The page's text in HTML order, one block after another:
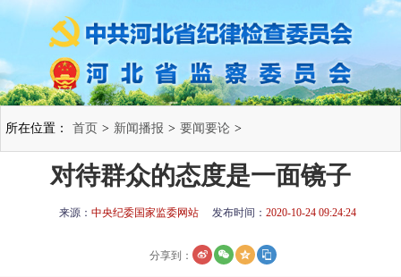
所在位置： 首页 > 新闻播报 > 要闻要论 >
对待群众的态度是一面镜子
来源： 中央纪委国家监委网站 发布时间： 2020-10-24 09:24:24
分享到：